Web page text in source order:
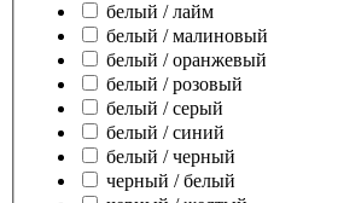
белый / лайм
белый / малиновый
белый / оранжевый
белый / розовый
белый / серый
белый / синий
белый / черный
черный / белый